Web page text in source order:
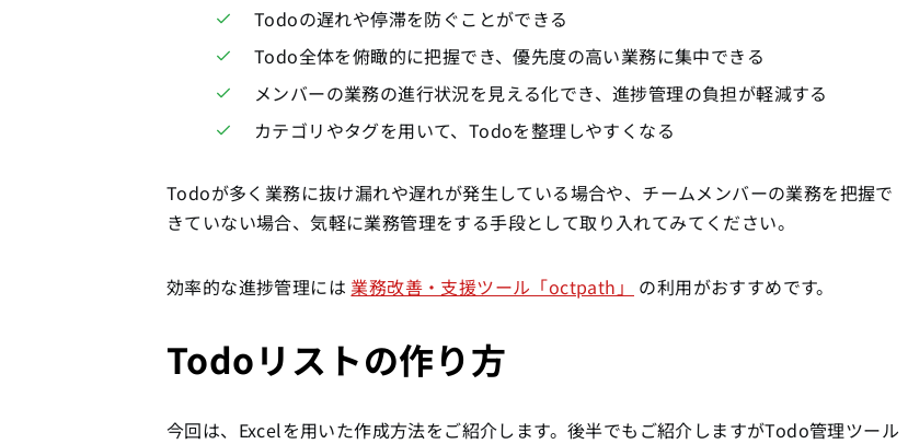
Todoの遅れや停滞を防ぐことができる
Todo全体を俯瞰的に把握でき、優先度の高い業務に集中できる
メンバーの業務の進行状況を見える化でき、進捗管理の負担が軽減する
カテゴリやタグを用いて、Todoを整理しやすくなる
Todoが多く業務に抜け漏れや遅れが発生している場合や、チームメンバーの業務を把握で
きていない場合、気軽に業務管理をする手段として取り入れてみてください。
効率的な進捗管理には 業務改善・支援ツール「octpath」 の利用がおすすめです。
Todoリストの作り方
今回は、Excelを用いた作成方法をご紹介します。後半でもご紹介しますがTodo管理ツール